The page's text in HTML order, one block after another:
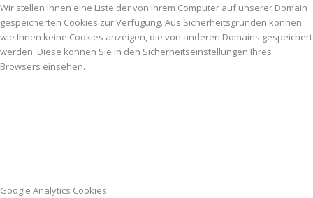
Wir stellen Ihnen eine Liste der von Ihrem Computer auf unserer Domain
gespeicherten Cookies zur Verfügung. Aus Sicherheitsgründen können
wie Ihnen keine Cookies anzeigen, die von anderen Domains gespeichert
werden. Diese können Sie in den Sicherheitseinstellungen Ihres
Browsers einsehen.
Google Analytics Cookies